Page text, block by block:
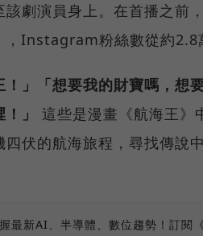
該劇演員身上。在首播之前
Instagram粉絲數從約2.8
！」「想要我的財寶嗎，
」
這些是漫畫《航海王》
伏的航海旅程，尋找傳說
最新AI、半導體、數位趨勢！訂閱